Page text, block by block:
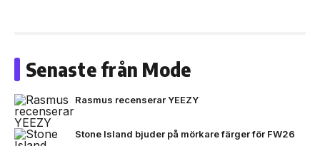
Senaste från Mode
Rasmus recenserar YEEZY
Stone Island bjuder på mörkare färger för FW26